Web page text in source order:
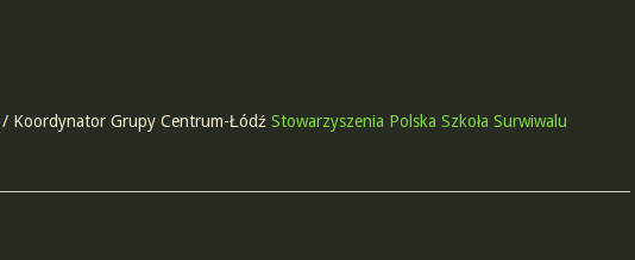
Koordynator Grupy Centrum-Łódź Stowarzyszenia Polska Szkoła Surwiwalu